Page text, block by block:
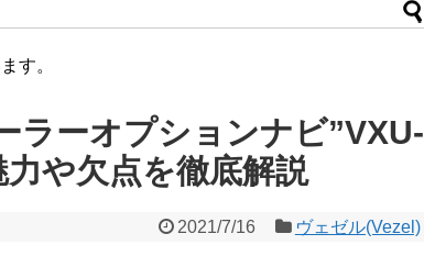
す。
ラーオプションナビ”VXU-
や欠点を徹底解説
2021/7/16 ヴェゼル(Vezel)